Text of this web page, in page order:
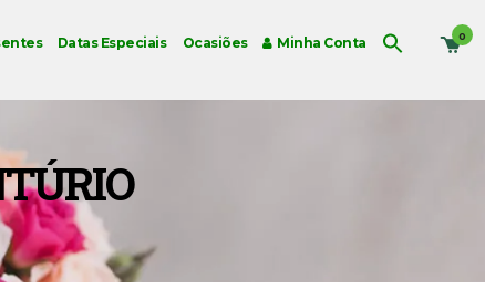
0
Datas Especiais Ocasiões Minha Conta